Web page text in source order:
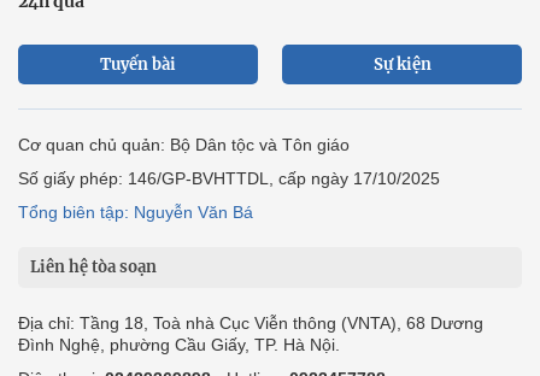
Tuyến bài Sự kiện
Cơ quan chủ quản: Bộ Dân tộc và Tôn giáo
Số giấy phép: 146/GP-BVHTTDL, cấp ngày 17/10/2025
Tổng biên tập: Nguyễn Văn Bá
Liên hệ tòa soạn
Địa chỉ: Tầng 18, Toà nhà Cục Viễn thông (VNTA), 68 Dương
Đình Nghệ, phường Cầu Giấy, TP. Hà Nội.